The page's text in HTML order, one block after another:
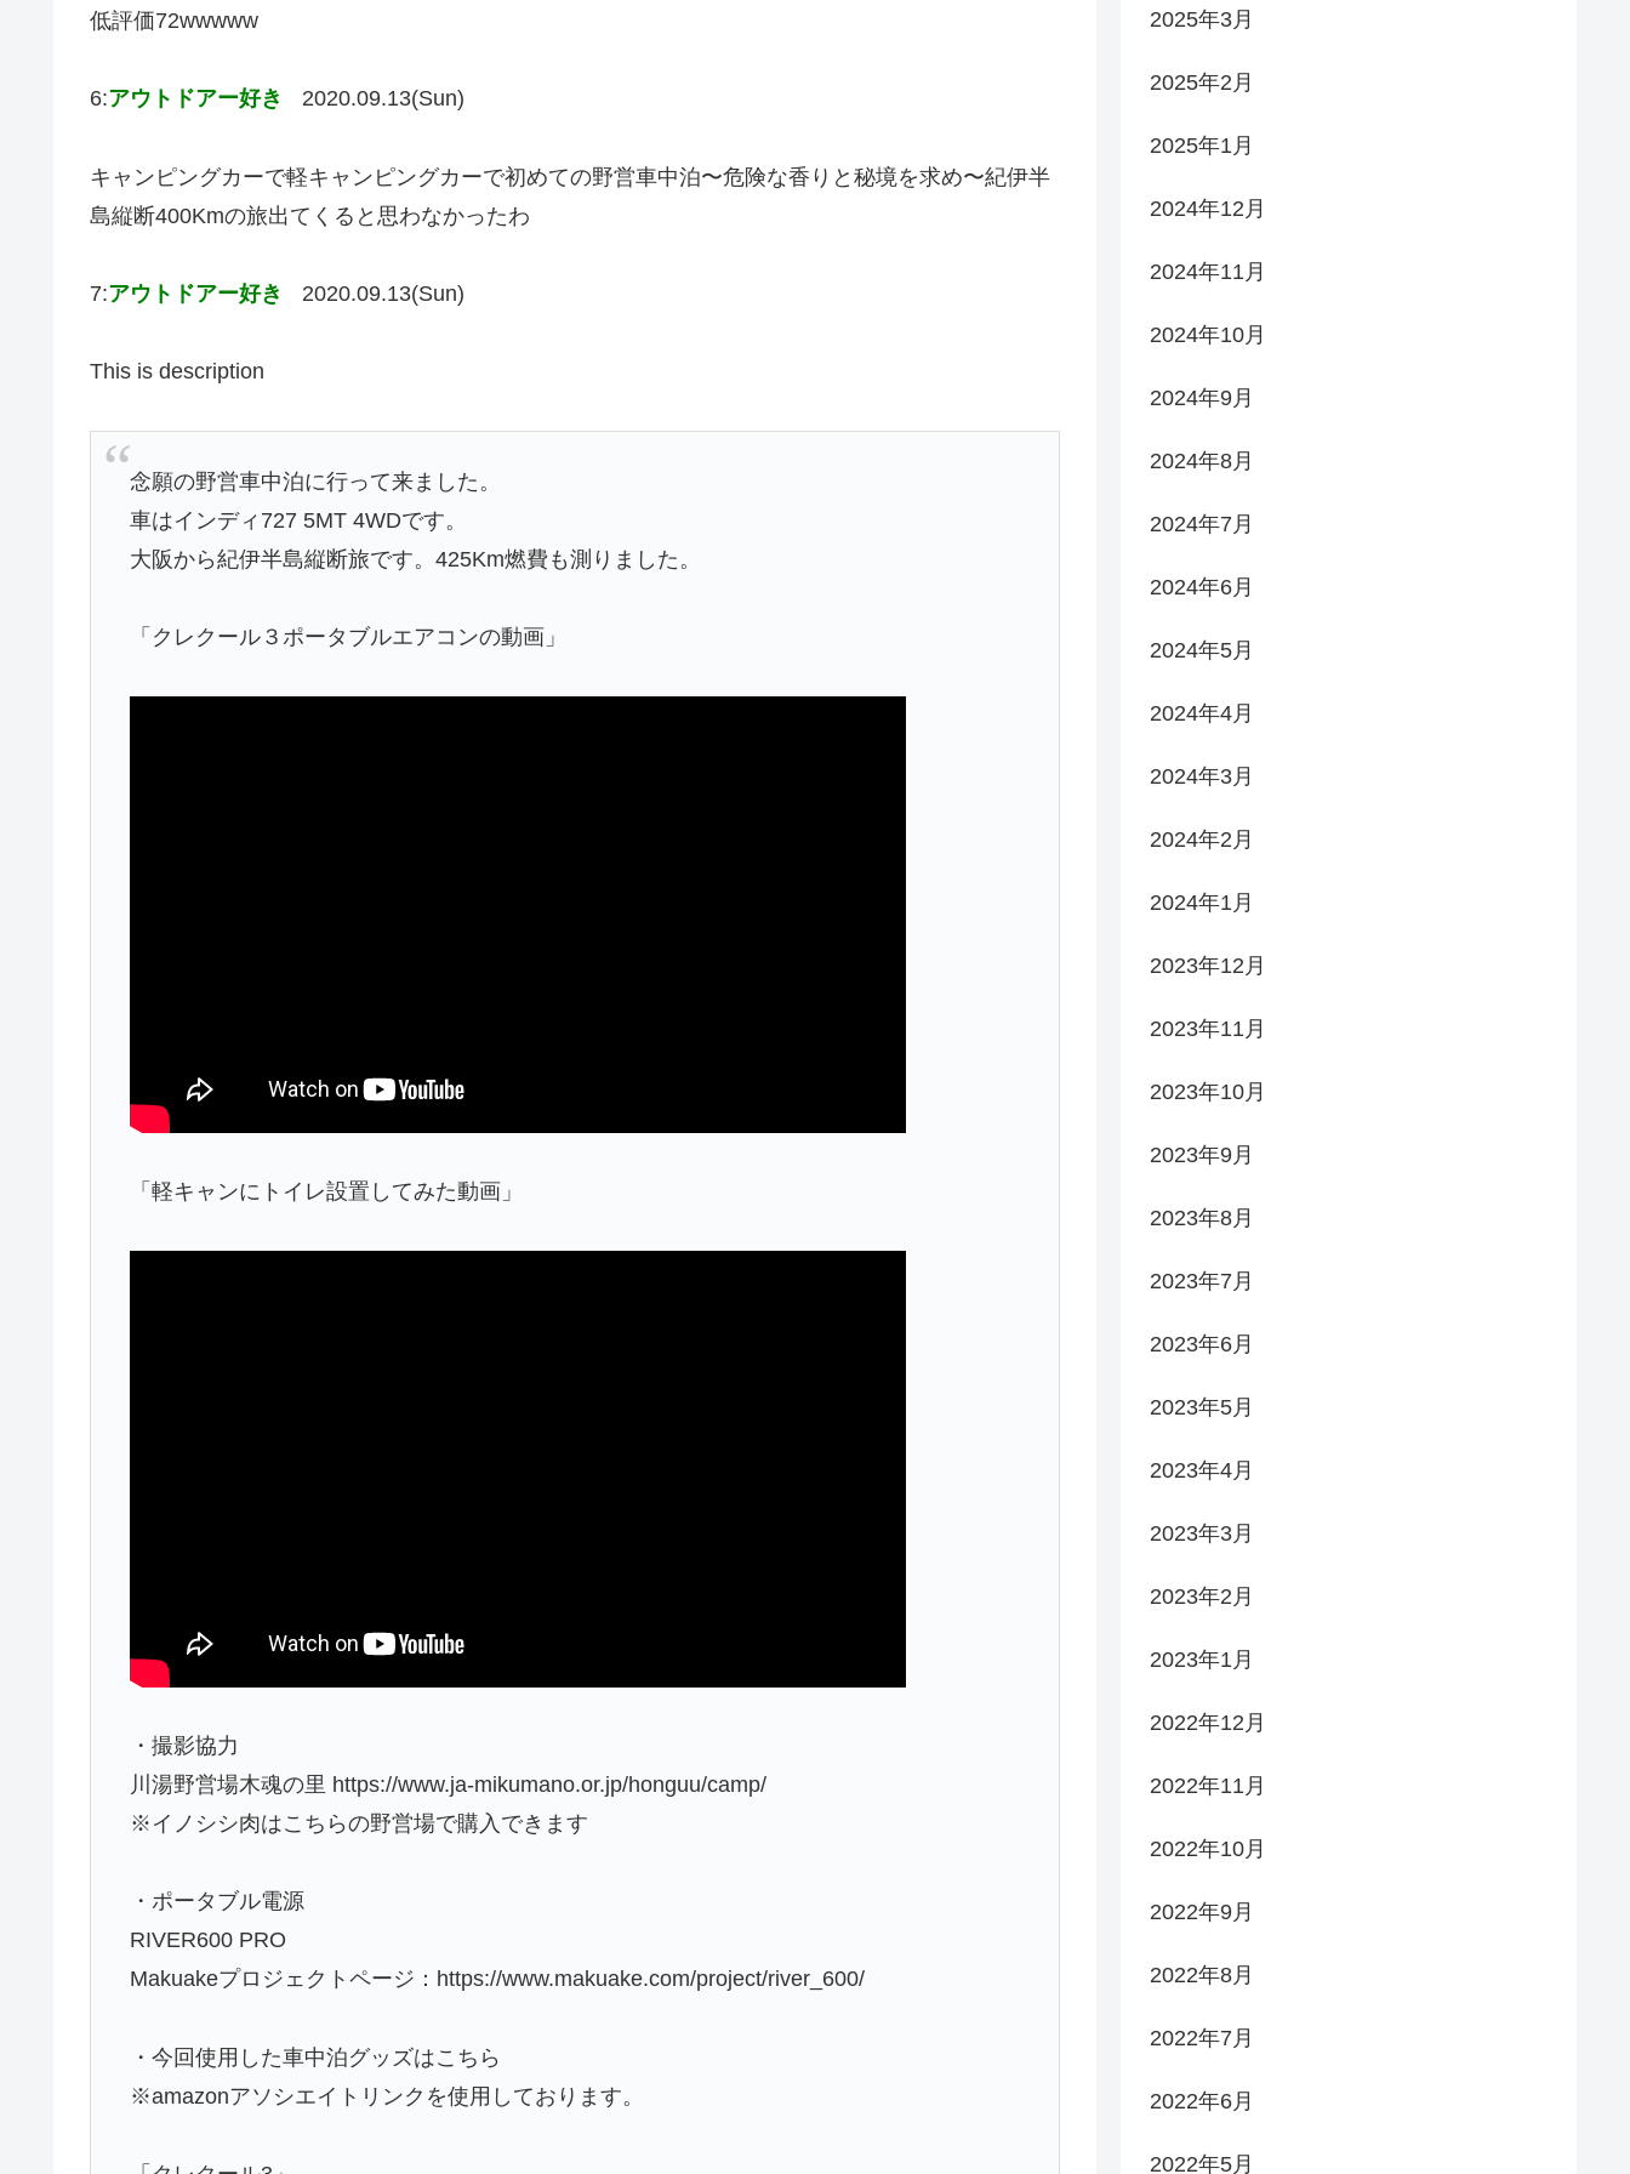
低評価72wwwww
6:アウトドアー好き 2020.09.13(Sun)
キャンピングカーで軽キャンピングカーで初めての野営車中泊〜危険な香りと秘境を求め〜紀伊半
島縦断400Kmの旅出てくると思わなかったわ
7:アウトドアー好き 2020.09.13(Sun)
This is description
念願の野営車中泊に行って来ました。
車はインディ727 5MT 4WDです。
大阪から紀伊半島縦断旅です。425Km燃費も測りました。
「クレクール３ポータブルエアコンの動画」
「軽キャンにトイレ設置してみた動画」
・撮影協力
川湯野営場木魂の里 https://www.ja-mikumano.or.jp/honguu/camp/
※イノシシ肉はこちらの野営場で購入できます
・ポータブル電源
RIVER600 PRO
Makuakeプロジェクトページ：https://www.makuake.com/project/river_600/
・今回使用した車中泊グッズはこちら
※amazonアソシエイトリンクを使用しております。
2025年3月
2025年2月
2025年1月
2024年12月
2024年11月
2024年10月
2024年9月
2024年8月
2024年7月
2024年6月
2024年5月
2024年4月
2024年3月
2024年2月
2024年1月
2023年12月
2023年11月
2023年10月
2023年9月
2023年8月
2023年7月
2023年6月
2023年5月
2023年4月
2023年3月
2023年2月
2023年1月
2022年12月
2022年11月
2022年10月
2022年9月
2022年8月
2022年7月
2022年6月
2022年5月